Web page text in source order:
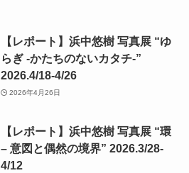
【レポート】浜中悠樹 写真展 “ゆ
らぎ -かたちのないカタチ-”
2026.4/18-4/26
2026年4月26日
【レポート】浜中悠樹 写真展 “環
– 意図と偶然の境界” 2026.3/28-
4/12